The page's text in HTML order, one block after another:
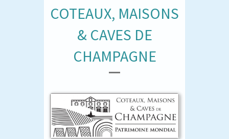
COTEAUX, MAISONS
& CAVES DE
CHAMPAGNE